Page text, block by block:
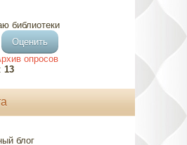
библиотеки
опросов
13
блог